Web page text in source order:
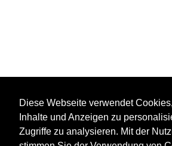
Diese Webseite verwendet
Inhalte und Anzeigen zu
Zugriffe zu analysieren. Mit der